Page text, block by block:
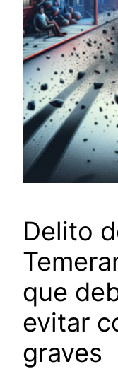
Delito
que
evitar
graves